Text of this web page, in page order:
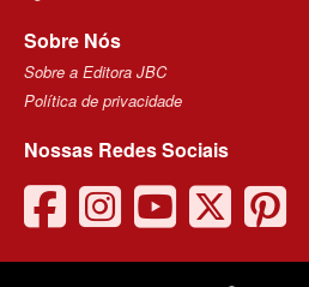
Sobre Nós
Sobre a Editora JBC
Política de privacidade
Nossas Redes Sociais
facebook
instagram
youtube